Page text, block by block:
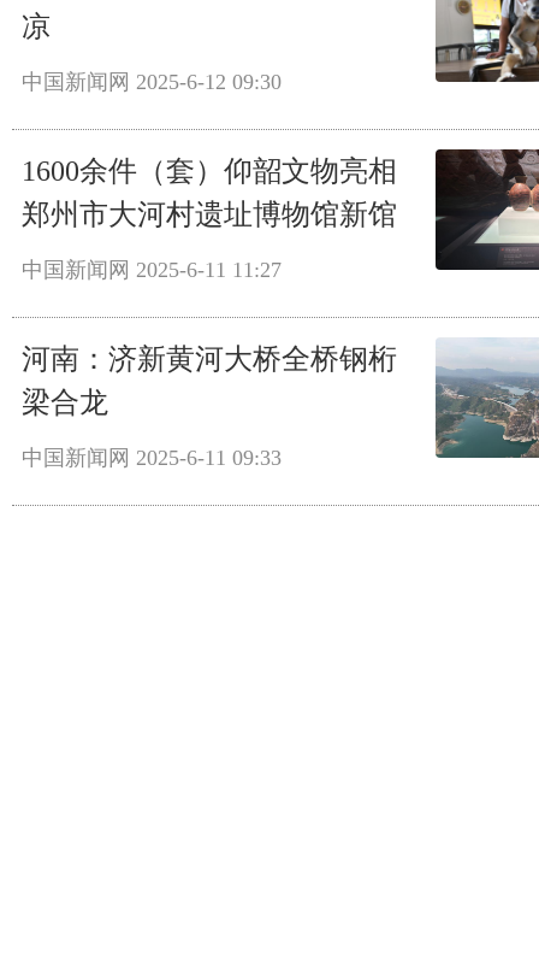
凉
中国新闻网 2025-6-12 09:30
1600余件（套）仰韶文物亮相
郑州市大河村遗址博物馆新馆
中国新闻网 2025-6-11 11:27
河南：济新黄河大桥全桥钢桁
梁合龙
中国新闻网 2025-6-11 09:33